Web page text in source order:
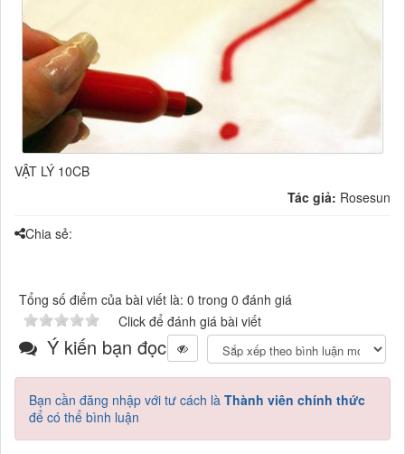
VẬT LÝ 10CB
Tác giả: Rosesun
Chia sẻ:
Tổng số điểm của bài viết là: 0 trong 0 đánh giá
Click để đánh giá bài viết
Ý kiến bạn đọc
Bạn cần đăng nhập với tư cách là Thành viên chính thức
để có thể bình luận